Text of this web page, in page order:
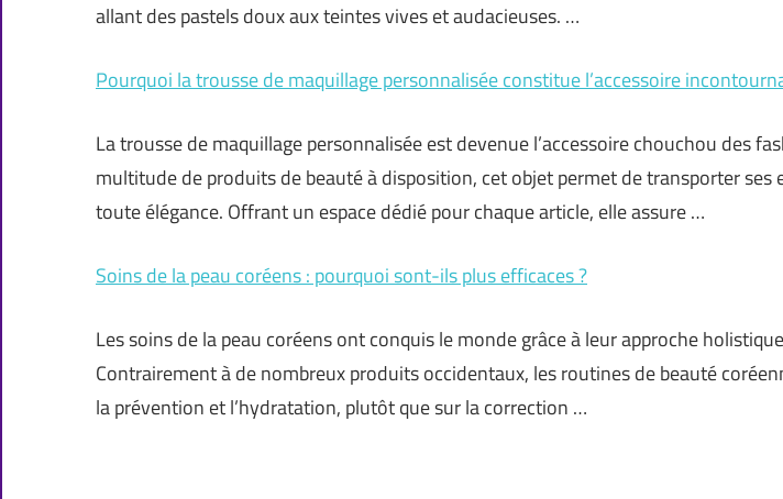
allant des pastels doux aux teintes vives et audacieuses. …
Pourquoi la trousse de maquillage personnalisée constitue l’accessoire
La trousse de maquillage personnalisée est devenue l’accessoire chouchou des
multitude de produits de beauté à disposition, cet objet permet de transporter ses
toute élégance. Offrant un espace dédié pour chaque article, elle assure …
Soins de la peau coréens : pourquoi sont-ils plus efficaces ?
Les soins de la peau coréens ont conquis le monde grâce à leur approche
Contrairement à de nombreux produits occidentaux, les routines de beauté
la prévention et l’hydratation, plutôt que sur la correction …